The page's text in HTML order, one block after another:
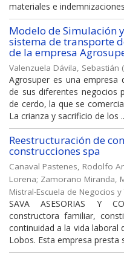
materiales e
Modelo de Simulación
sistema de transporte
de la empresa
Valenzuela Dávila, Sebastián (
Agrosuper es una empresa
de sus diferentes negocios
de cerdo, la que se
La crianza y sacrificio de los
Reestructuración de
construcciones spa
Canaval Pastenes, Rodolfo
Lorena; Zamorano Miranda,
Mistral-Escuela de Negocios
SAVA ASESORIAS Y
constructora familiar,
continuidad a la vida laboral
Lobos. Esta empresa presta